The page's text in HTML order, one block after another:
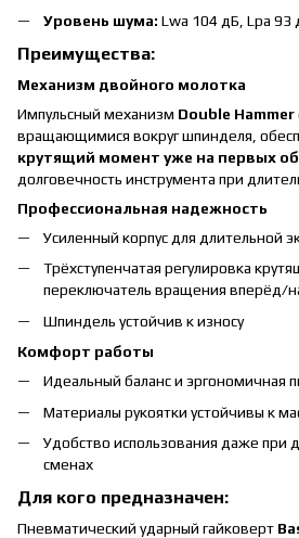
Уровень шума: Lwa 104 дБ, Lpa 93
Преимущества:
Механизм двойного молотка
Импульсный механизм Double Hammer
вращающимися вокруг шпинделя,
крутящий момент уже на первых
долговечность инструмента при
Профессиональная надежность
Усиленный корпус для длительной
Трёхступенчатая регулировка
переключатель вращения вперёд/
Шпиндель устойчив к износу
Комфорт работы
Идеальный баланс и эргономичная
Материалы рукоятки устойчивы к
Удобство использования даже при
сменах
Для кого предназначен:
Пневматический ударный гайковерт